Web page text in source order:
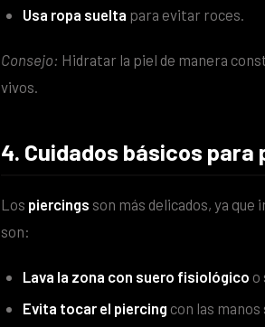
Usa ropa suelta para evitar roces.
Consejo: Hidratar la piel de manera
vivos.
4. Cuidados básicos para
Los piercings son más delicados, ya
son:
Lava la zona con suero fisiológico o
Evita tocar el piercing con las manos